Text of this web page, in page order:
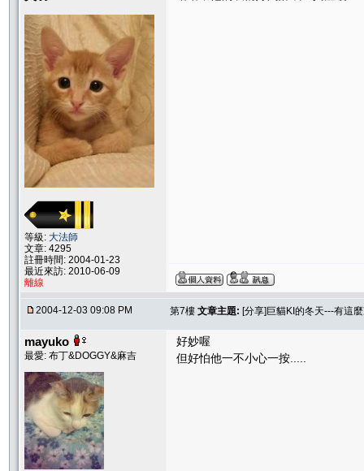
等級: 大法師
文章: 4295
註冊時間: 2004-01-23
最近來訪: 2010-06-09
離線
2004-12-03 09:08 PM 第7樓 文章主題: [分享]巨貓KI的冬天---有這
mayuko
最愛: 布丁&DOGGY&麻吉
好妙喔
但好怕他一不小心一按.....